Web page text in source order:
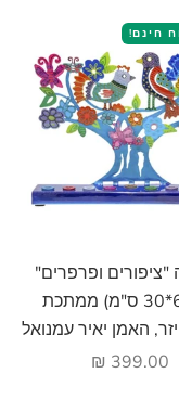
חינם!
"ציפורים ופרפרים"
(24*6*30 ס"מ) ממתכת
האמן יאיר עמנואל
מחיר מבצע
399.00 ₪